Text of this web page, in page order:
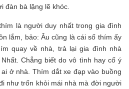
đàn bà lặng lẽ khóc.
là người duy nhất trong gia đình
lắm, bảo: Âu cũng là cái số thím ấy
quay về nhà, trả lại gia đình nhà
Chẳng biết do vô tình hay cố ý
ở nhà. Thím dắt xe đạp vào buồng
như trốn khỏi mái nhà mà đời người